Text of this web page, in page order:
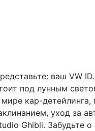
ваш VW
под лунным
кар-детейлинга,
уход за
Ghibli. Забудьте